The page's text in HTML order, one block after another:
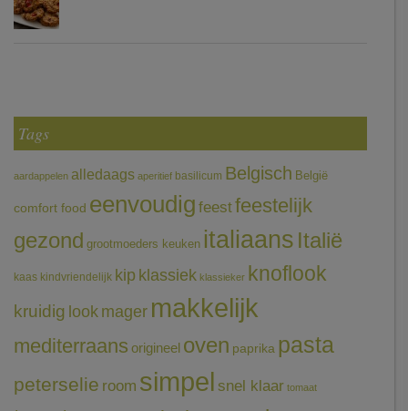
Tags
aardappelen alledaags aperitief basilicum Belgisch België
comfort food eenvoudig feestfeestelijk
gezond grootmoeders keuken italiaans Italië
kaas kindvriendelijk kip klassiek klassieker knoflook
kruidig look mager makkelijk
mediterraans origineel oven paprika pasta
peterselie room simpel snel klaar tomaat